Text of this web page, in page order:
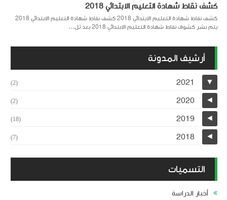
كشف نقاط شهادة التعليم الابتدائي 2018
كشف نقاط شهادة التعليم الابتدائي 2018 كشف نقاط شهادة التعليم الابتدائي 2018
يتم نشر كشوف نقاط شهادة التعليم الابتدائي 2018 بعد ثل...
أرشيف المدونة
▼
2021
(2)
◄
2020
(2)
◄
2019
(18)
◄
2018
(7)
التسميات
أخبار الدراسة